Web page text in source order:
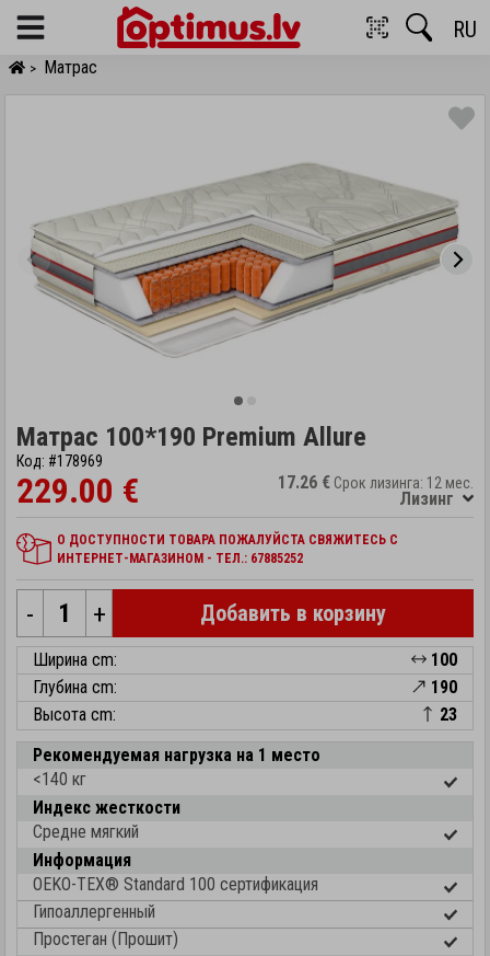
Menu RU
> Матрас
Матрас 100*190 Premium Allure
Код: #178969
229.00 € 17.26 € Срок лизинга: 12 мес.
Лизинг
О ДОСТУПНОСТИ ТОВАРА ПОЖАЛУЙСТА СВЯЖИТЕСЬ С
ИНТЕРНЕТ-МАГАЗИНОМ - ТЕЛ.: 67885252
- + Добавить в корзину
Ширина cm:
100
Глубина cm:
190
Высота cm:
23
Рекомендуемая нагрузка на 1 место
<140 кг
Индекс жесткости
Средне мягкий
Информация
OEKO-TEX® Standard 100 cертификация
Гипоаллергенный
Простеган (Прошит)